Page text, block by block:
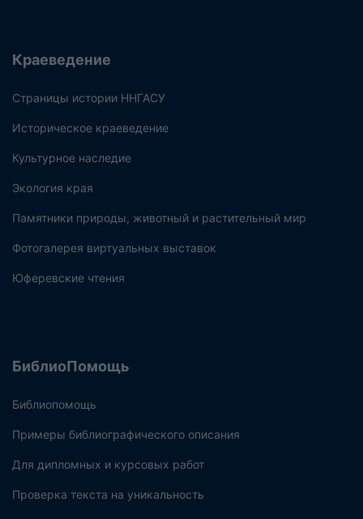
Краеведение
Страницы истории ННГАСУ
Историческое краеведение
Культурное наследие
Экология края
Памятники природы, животный и растительный мир
Фотогалерея виртуальных выставок
Юферевские чтения
БиблиоПомощь
Библиопомощь
Примеры библиографического описания
Для дипломных и курсовых работ
Проверка текста на уникальность